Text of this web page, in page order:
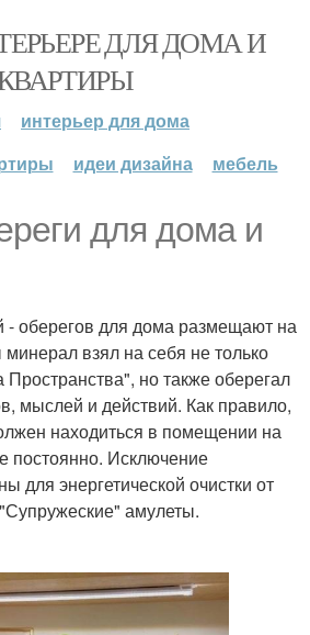
ДЛЯ ДОМА И
интерьер для дома
идеи дизайна мебель
для дома и
- оберегов для дома размещают на
взял на себя не только
Пространства", но также оберегал
мыслей и действий. Как правило,
находиться в помещении на
постоянно. Исключение
для энергетической очистки от
амулеты.